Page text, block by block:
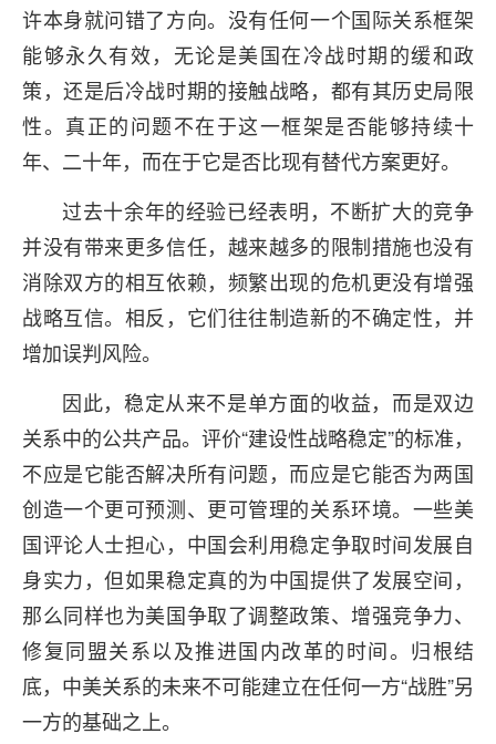
许本身就问错了方向。没有任何一个国际关系框架
能够永久有效，无论是美国在冷战时期的缓和政
策，还是后冷战时期的接触战略，都有其历史局限
性。真正的问题不在于这一框架是否能够持续十
年、二十年，而在于它是否比现有替代方案更好。
过去十余年的经验已经表明，不断扩大的竞争
并没有带来更多信任，越来越多的限制措施也没有
消除双方的相互依赖，频繁出现的危机更没有增强
战略互信。相反，它们往往制造新的不确定性，并
增加误判风险。
因此，稳定从来不是单方面的收益，而是双边
关系中的公共产品。评价“建设性战略稳定”的标准，
不应是它能否解决所有问题，而应是它能否为两国
创造一个更可预测、更可管理的关系环境。一些美
国评论人士担心，中国会利用稳定争取时间发展自
身实力，但如果稳定真的为中国提供了发展空间，
那么同样也为美国争取了调整政策、增强竞争力、
修复同盟关系以及推进国内改革的时间。归根结
底，中美关系的未来不可能建立在任何一方“战胜”另
一方的基础之上。